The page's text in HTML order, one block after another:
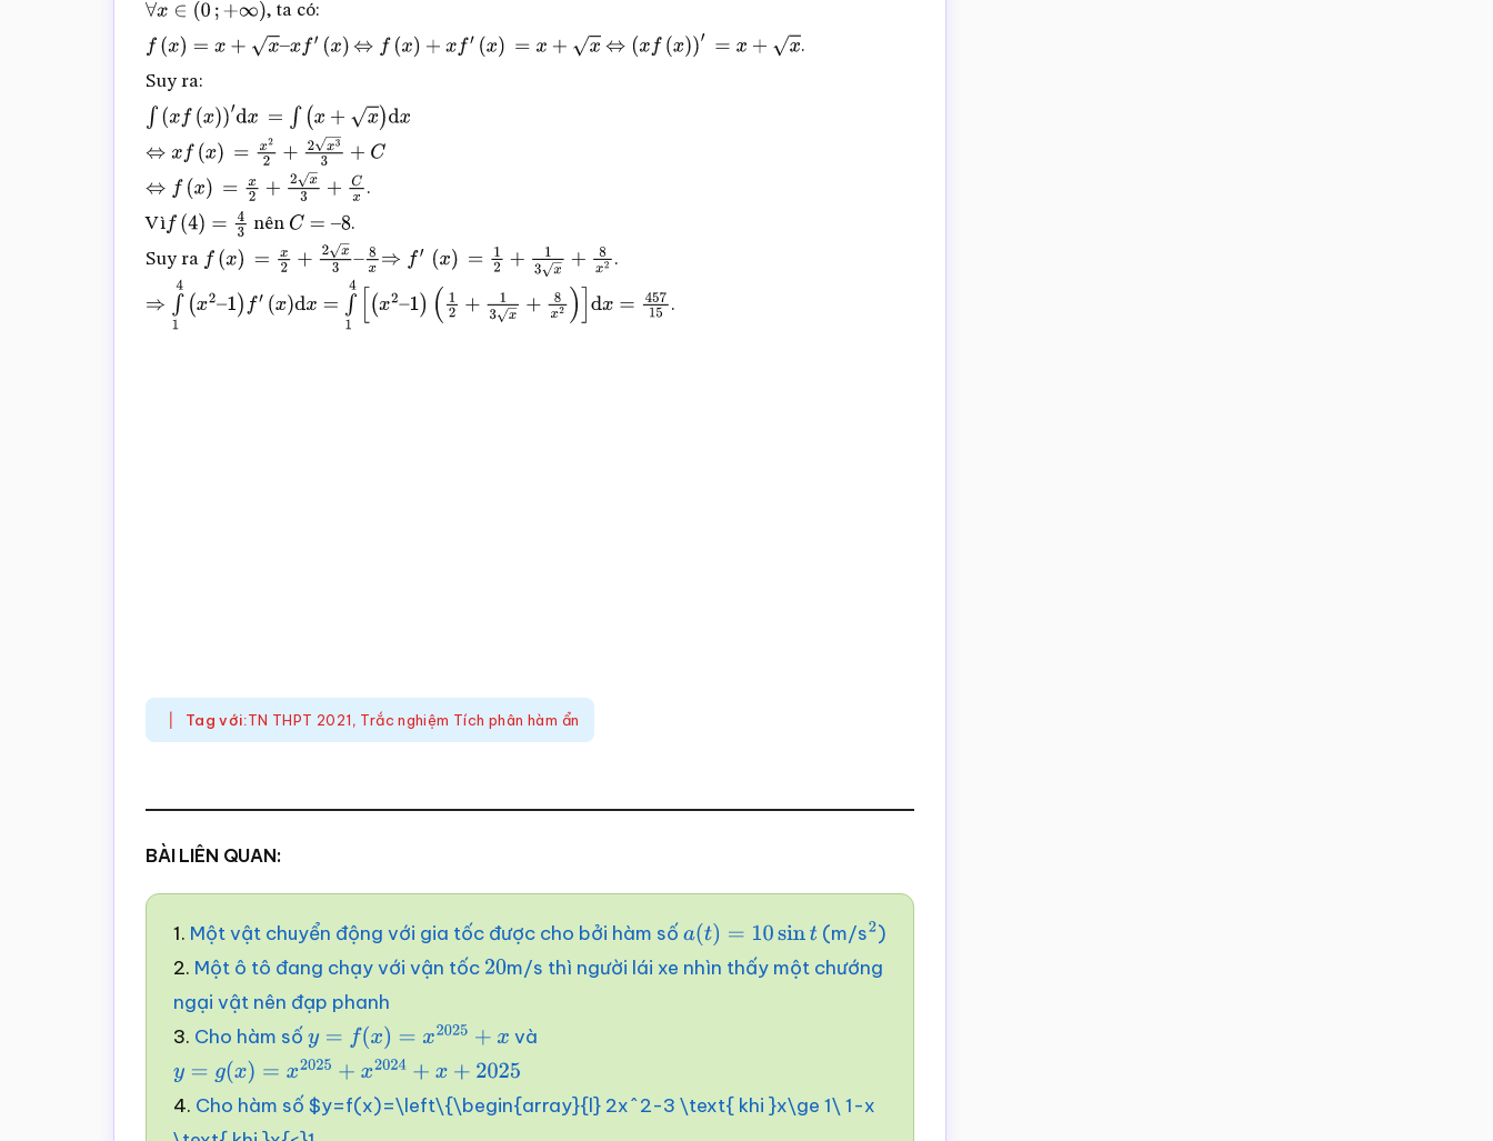
∀x ∈( 0;+∞) , ta có:
f( x)= x+ x– f (x ) ⇔ (x )+x ′( x)= +x ⇔ xf(x ))′=x x
.
Suy ra:
∫( xf(x )′dx=∫(x +x d x
⇔ xf(x )=x 2+ x +
⇔ (x )=x +2 x3 +
.
Vìf( 4)= 43 nên C =–
.
Suy ra f( x)= 2+ 2x – ⇒f (x =12 +13 x 8 2 .
⇒ 14 (x2 )f′(x dx=∫14 [( x2 1)( +1 3x + x )]dx 45715 .
Tag với:TN THPT 2021, Trắc nghiệm Tích phân hàm ẩn
BÀI LIÊN QUAN:
1. Một vật chuyển động với gia tốc được cho bởi hàm số a(t) =10sint (m/s2)
2. Một ô tô đang chạy với vận tốc 20m/s thì người lái xe nhìn thấy một chướng
ngại vật nên đạp phanh
3. Cho hàm số y=f( x)=x 2025+x
và
y =g (x)=x 2025+x 2024+x +2025
4. Cho hàm số $y=f(x)=\left\{\begin{array}{l} 2x^2-3 \text{ khi }x\ge 1\ 1-x